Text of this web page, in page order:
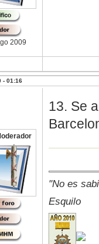
2009
- 01:16
13. Se
"No es
Esquilo